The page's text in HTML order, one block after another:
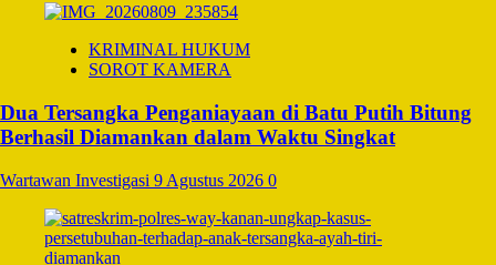
KRIMINAL HUKUM
SOROT KAMERA
Dua Tersangka Penganiayaan di Batu Putih Bitung
Berhasil Diamankan dalam Waktu Singkat
Wartawan Investigasi 9 Agustus 2026 0